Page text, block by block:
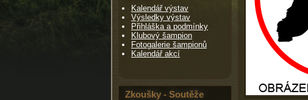
Kalendář výstav
Výsledky výstav
Přihláška a podmínky
Klubový šampion
Fotogalerie šampionů
Kalendář akcí
Zkoušky - Soutěže